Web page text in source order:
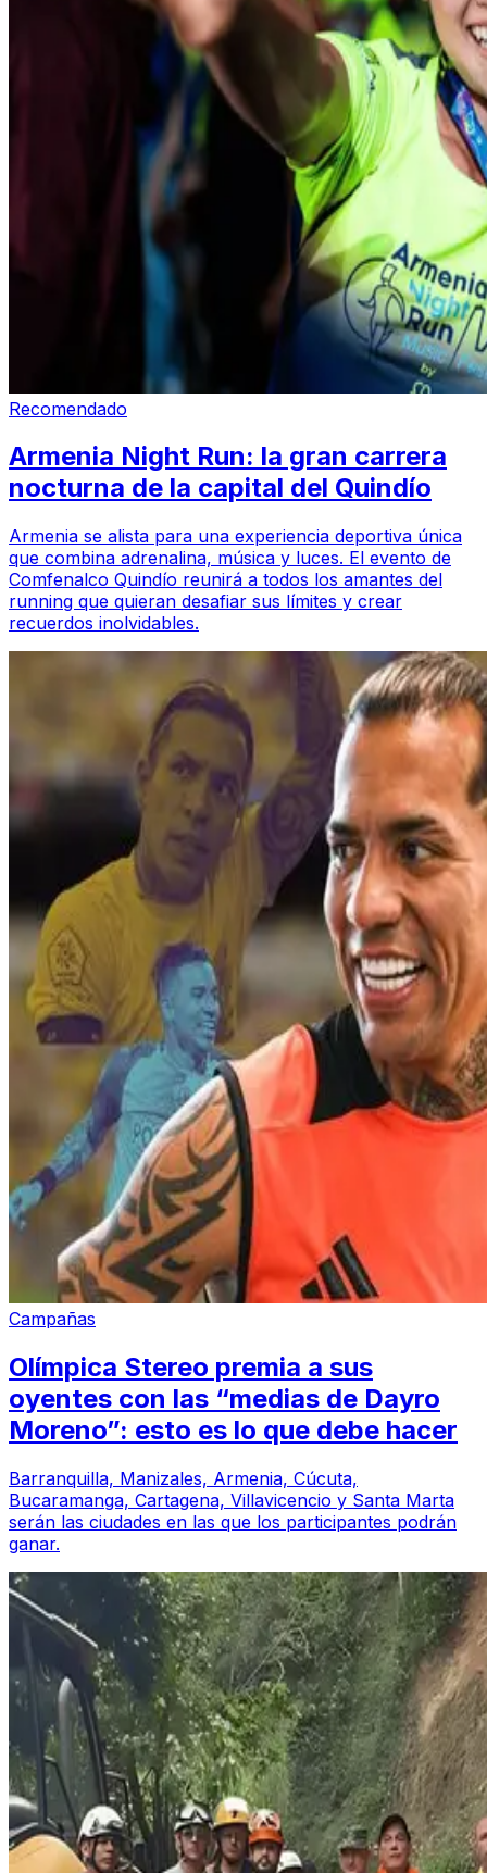
Recomendado
Armenia Night Run: la gran carrera
nocturna de la capital del Quindío
Armenia se alista para una experiencia deportiva única
que combina adrenalina, música y luces. El evento de
Comfenalco Quindío reunirá a todos los amantes del
running que quieran desafiar sus límites y crear
recuerdos inolvidables.
Campañas
Olímpica Stereo premia a sus
oyentes con las “medias de Dayro
Moreno”: esto es lo que debe hacer
Barranquilla, Manizales, Armenia, Cúcuta,
Bucaramanga, Cartagena, Villavicencio y Santa Marta
serán las ciudades en las que los participantes podrán
ganar.